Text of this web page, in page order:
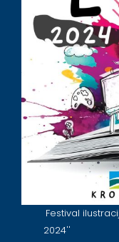
Festival
2024''